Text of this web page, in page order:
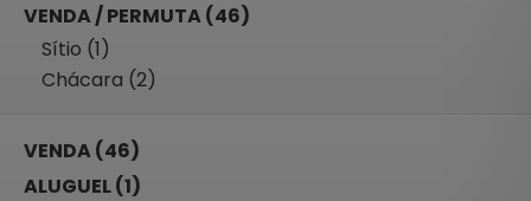
VENDA / PERMUTA (46)
Sítio (1)
Chácara (2)
VENDA (46)
ALUGUEL (1)